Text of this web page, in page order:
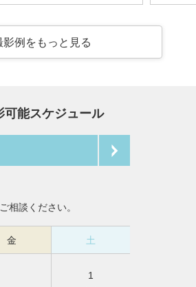
影例をもっと見る
可能スケジュール
相談ください。
金 土
1